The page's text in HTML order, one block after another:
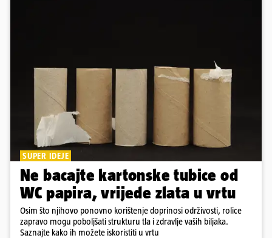
SUPER IDEJE
Ne bacajte kartonske tubice od
WC papira, vrijede zlata u vrtu
Osim što njihovo ponovno korištenje doprinosi održivosti, rolice
zapravo mogu poboljšati strukturu tla i zdravlje vaših biljaka.
Saznajte kako ih možete iskoristiti u vrtu